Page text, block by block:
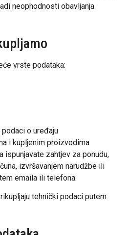
neophodnosti obavljanja
vrste podataka:
o uređaju
i kupljenim proizvodima
ispunjavate zahtjev za ponudu,
izvršavanjem narudžbe ili
emaila ili telefona.
tehnički podaci putem